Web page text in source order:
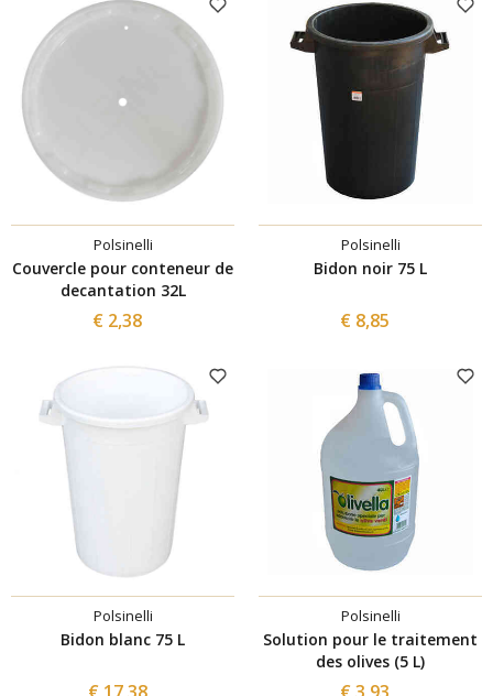
Polsinelli
Couvercle pour conteneur de
decantation 32L
€ 2,38
Polsinelli
Bidon noir 75 L
€ 8,85
Polsinelli
Bidon blanc 75 L
€ 17,38
Polsinelli
Solution pour le traitement
des olives (5 L)
€ 3,93